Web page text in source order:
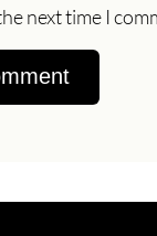
next time I